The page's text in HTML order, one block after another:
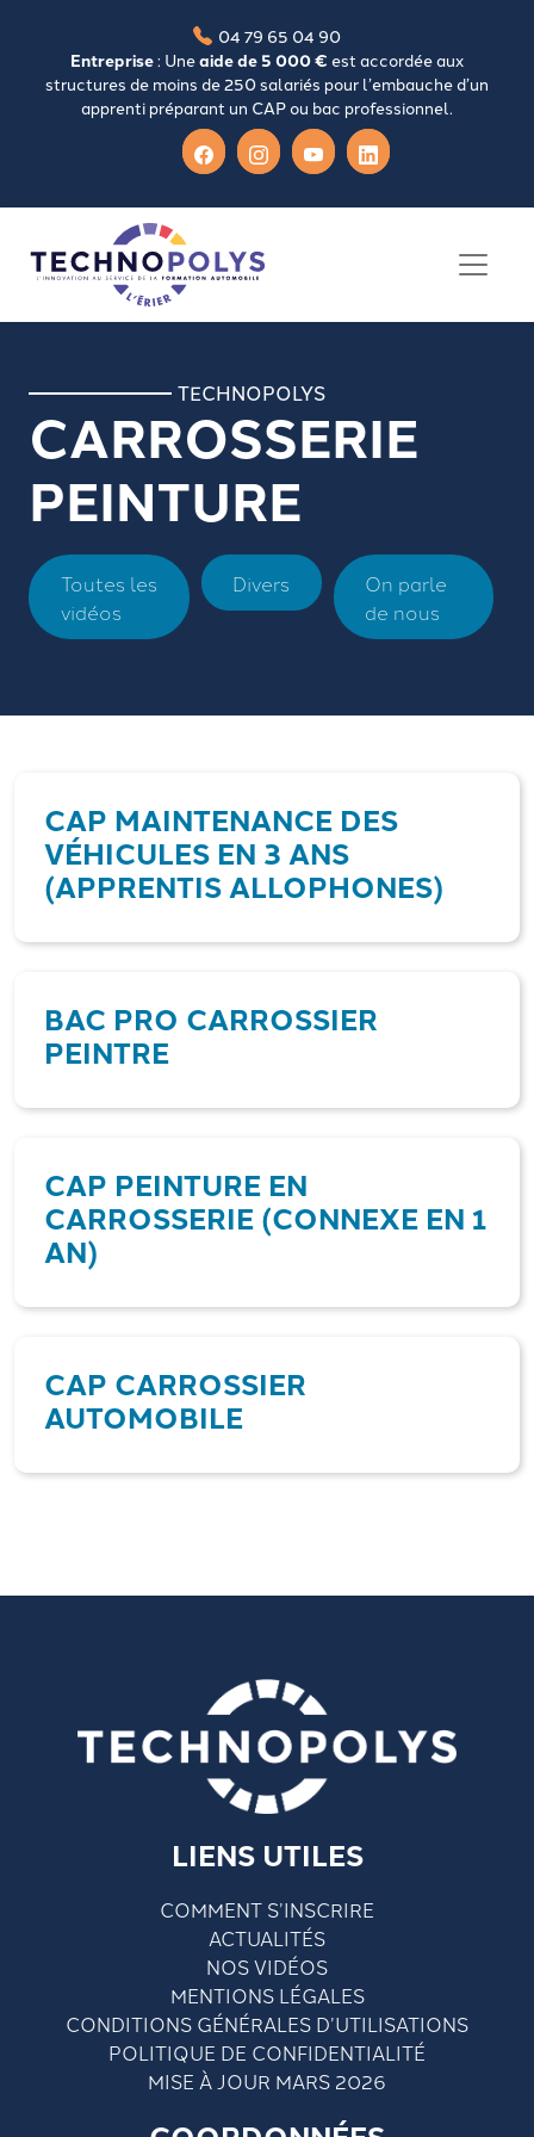
04 79 65 04 90
Entreprise: Uneaide de 5 000 € est accordée aux
structures de moins de 250 salariés pour l’embauche d’un
apprenti préparant un CAP ou bac professionnel.
TECHNOPOLYS
CARROSSERIE
PEINTURE
Toutes les
vidéos
Divers
On parle
de nous
CAP MAINTENANCE DES
VÉHICULES EN 3 ANS
(APPRENTIS ALLOPHONES)
BAC PRO CARROSSIER
PEINTRE
CAP PEINTURE EN
CARROSSERIE (CONNEXE EN 1
AN)
CAP CARROSSIER
AUTOMOBILE
LIENS UTILES
COMMENT S’INSCRIRE
ACTUALITÉS
NOS VIDÉOS
MENTIONS LÉGALES
CONDITIONS GÉNÉRALES D’UTILISATIONS
POLITIQUE DE CONFIDENTIALITÉ
MISE À JOUR MARS 2026